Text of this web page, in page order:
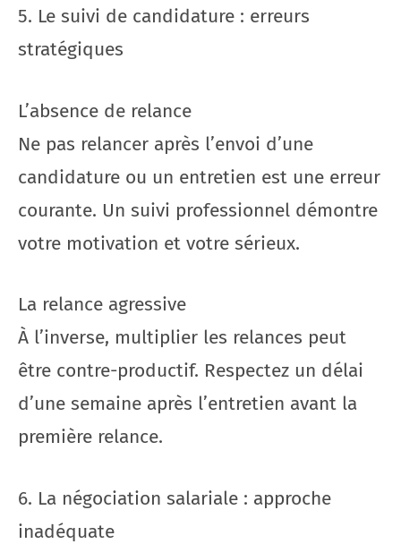
5. Le suivi de candidature : erreurs
stratégiques
L’absence de relance
Ne pas relancer après l’envoi d’une
candidature ou un entretien est une erreur
courante. Un suivi professionnel démontre
votre motivation et votre sérieux.
La relance agressive
À l’inverse, multiplier les relances peut
être contre-productif. Respectez un délai
d’une semaine après l’entretien avant la
première relance.
6. La négociation salariale : approche
inadéquate